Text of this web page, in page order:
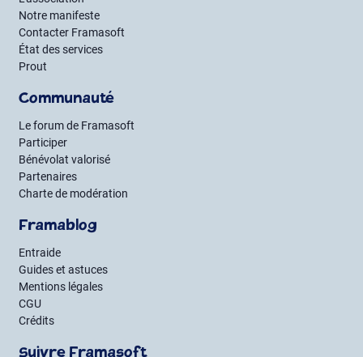
Notre manifeste
Contacter Framasoft
État des services
Prout
Communauté
Le forum de Framasoft
Participer
Bénévolat valorisé
Partenaires
Charte de modération
Framablog
Entraide
Guides et astuces
Mentions légales
CGU
Crédits
Suivre Framasoft